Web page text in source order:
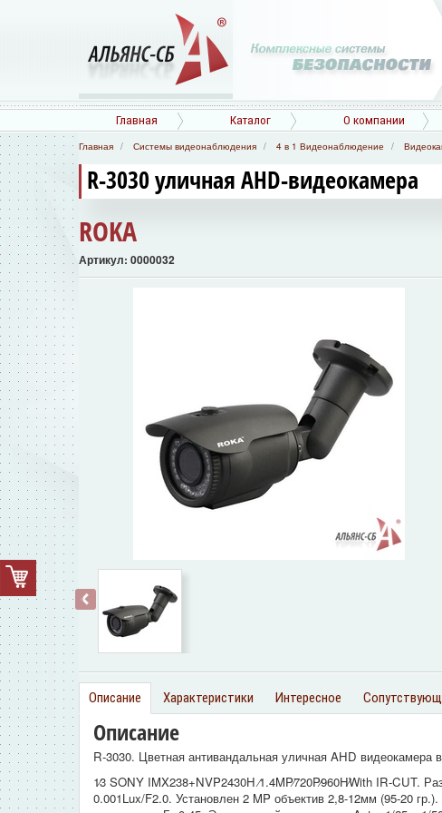
Главная Каталог О компании
Главная Системы видеонаблюдения 4 в 1 Видеонаблюдение
R-3030 уличная AHD-видеокамера
ROKA
Артикул: 0000032
‹
Описание Характеристики Интересное
Описание
R-3030. Цветная антивандальная уличная AHD видеокамера
1∕3 SONY IMX238+NVP2430H ∕1.4MP∕720P∕960H∕With IR-
0.001Lux/F2.0. Установлен 2 MP объектив 2,8-12мм (95-20